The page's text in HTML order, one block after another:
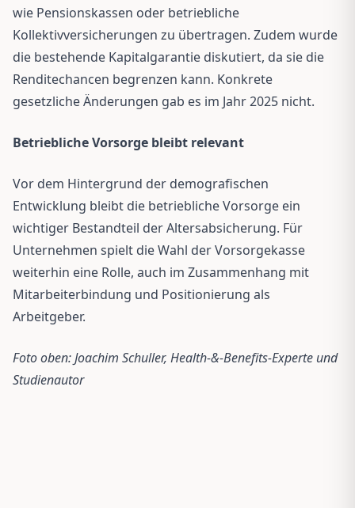
wie Pensionskassen oder betriebliche
Kollektivversicherungen zu übertragen. Zudem wurde
die bestehende Kapitalgarantie diskutiert, da sie die
Renditechancen begrenzen kann. Konkrete
gesetzliche Änderungen gab es im Jahr 2025 nicht.
Betriebliche Vorsorge bleibt relevant
Vor dem Hintergrund der demografischen
Entwicklung bleibt die betriebliche Vorsorge ein
wichtiger Bestandteil der Altersabsicherung. Für
Unternehmen spielt die Wahl der Vorsorgekasse
weiterhin eine Rolle, auch im Zusammenhang mit
Mitarbeiterbindung und Positionierung als
Arbeitgeber.
Foto oben: Joachim Schuller, Health-&-Benefits-Experte und
Studienautor